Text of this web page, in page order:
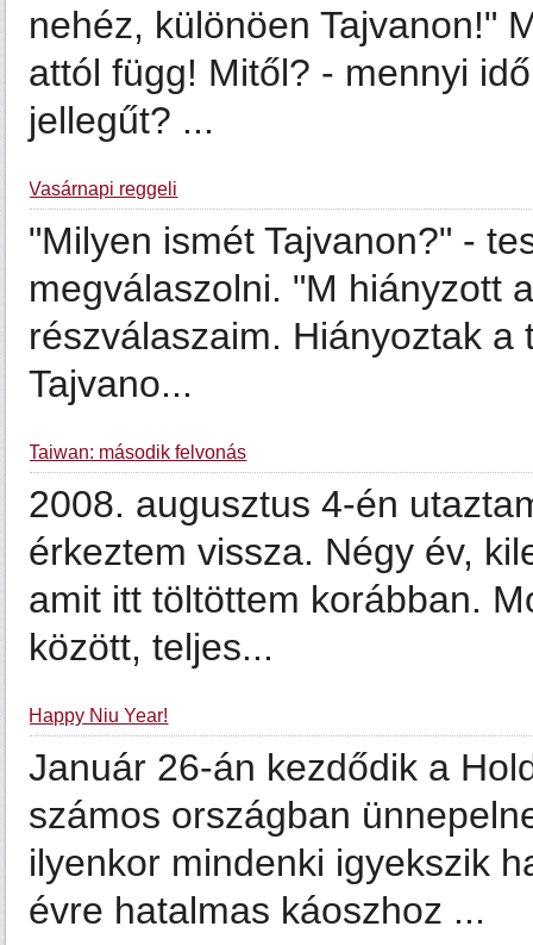
nehéz, különöen Tajvanon!"
attól függ! Mitől? - mennyi
jellegűt? ...
Vasárnapi reggeli
"Milyen ismét Tajvanon?" -
megválaszolni. "M hiányzott
részválaszaim. Hiányoztak
Tajvano...
Taiwan: második felvonás
2008. augusztus 4-én
érkeztem vissza. Négy év,
amit itt töltöttem korábban.
között, teljes...
Happy Niu Year!
Január 26-án kezdődik a
számos országban
ilyenkor mindenki igyekszik
évre hatalmas káoszhoz ...